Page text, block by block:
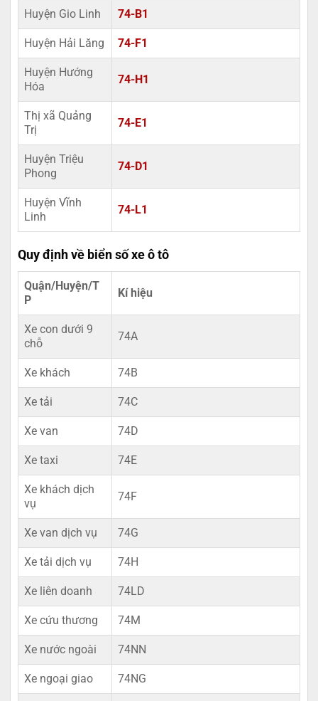
Huyện Gio Linh 74-B1
Huyện Hải Lăng 74-F1
Huyện Hướng
Hóa
74-H1
Thị xã Quảng
Trị
74-E1
Huyện Triệu
Phong
74-D1
Huyện Vĩnh
Linh
74-L1
Quy định về biển số xe ô tô
Quận/Huyện/T
P
Kí hiệu
Xe con dưới 9
chỗ
74A
Xe khách 74B
Xe tải 74C
Xe van 74D
Xe taxi 74E
Xe khách dịch
vụ
74F
Xe van dịch vụ 74G
Xe tải dịch vụ 74H
Xe liên doanh 74LD
Xe cứu thương 74M
Xe nước ngoài 74NN
Xe ngoại giao 74NG